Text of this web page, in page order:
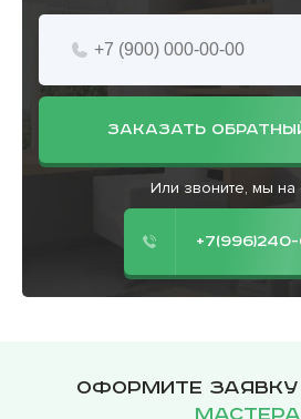
ЗАКАЗАТЬ
Или звоните, мы на
Оформите заявку